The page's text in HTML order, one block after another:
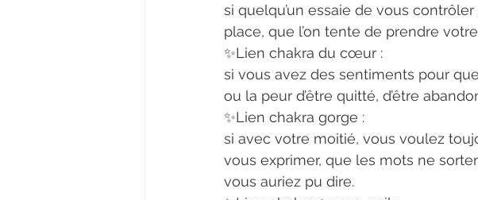
si quelqu’un essaie de vous
place, que l’on tente de prendre
✨Lien chakra du cœur :
si vous avez des sentiments pour
ou la peur d’être quitté, d’être
✨Lien chakra gorge :
si avec votre moitié, vous voulez
vous exprimer, que les mots ne
vous auriez pu dire.